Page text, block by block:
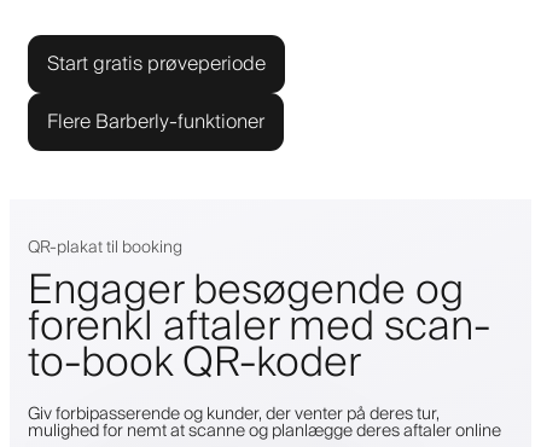
Start gratis prøveperiode
Flere Barberly-funktioner
QR-plakat til booking
Engager besøgende og
forenkl aftaler med scan-
to-book QR-koder
Giv forbipasserende og kunder, der venter på deres tur,
mulighed for nemt at scanne og planlægge deres aftaler online